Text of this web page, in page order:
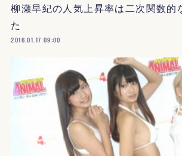
柳瀬早紀の人気上昇率は二次関数的
た
2016.01.17 09:00